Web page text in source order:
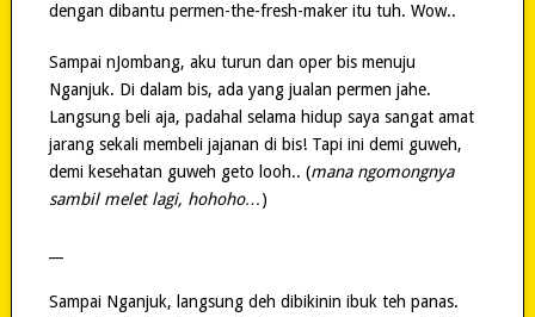
dengan dibantu permen-the-fresh-maker itu tuh. Wow..
Sampai nJombang, aku turun dan oper bis menuju
Nganjuk. Di dalam bis, ada yang jualan permen jahe.
Langsung beli aja, padahal selama hidup saya sangat amat
jarang sekali membeli jajanan di bis! Tapi ini demi guweh,
demi kesehatan guweh geto looh.. (mana ngomongnya
sambil melet lagi, hohoho…)
Sampai Nganjuk, langsung deh dibikinin ibuk teh panas.